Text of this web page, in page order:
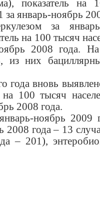
показатель на
январь-ноябрь
за
на 100 тысяч
2008 года. На
из них
года вновь
100 тысяч
2008 года.
ноябрь 2009
2008 года – 13
– 201),